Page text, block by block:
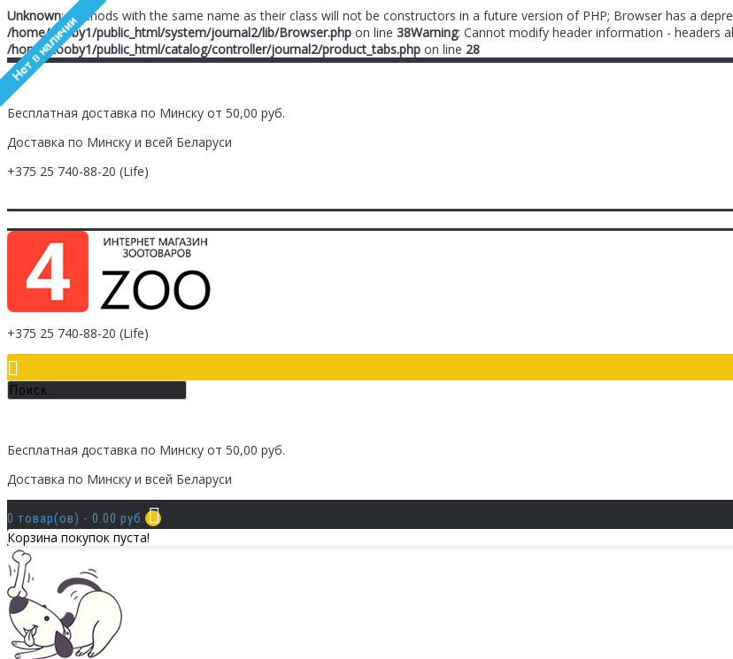
Unknown: Methods with the same name as their class will not be constructors in a future version of PHP; Browser has a
/home/zooby1/public_html/system/journal2/lib/Browser.php on line 38Warning: Cannot modify header information - headers
/home/zooby1/public_html/catalog/controller/journal2/product_tabs.php on line 28
Бесплатная доставка по Минску от 50,00 руб.
Доставка по Минску и всей Беларуси
+375 25 740-88-20 (Life)
+375 25 740-88-20 (Life)
Бесплатная доставка по Минску от 50,00 руб.
Доставка по Минску и всей Беларуси
0 товар(ов) - 0.00 руб.
Корзина покупок пуста!